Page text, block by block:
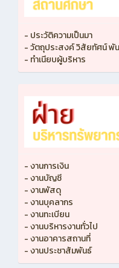
- ประวัติความเป็นมา
- วัตถุประสงค์ วิสัยทัศน์ พั
- ทำเนียบผู้บริหาร
- งานการเงิน
- งานบัญชี
- งานพัสดุ
- งานบุคลากร
- งานทะเบียน
- งานบริหารงานทั่วไป
- งานอาคารสถานที่
- งานประชาสัมพันธ์